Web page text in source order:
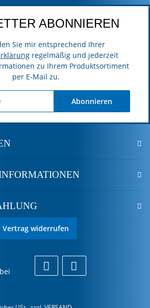
ABONNIEREN
Sie mir entsprechend Ihrer
regelmäßig und jederzeit
zu Ihrem Produktsortiment
per E-Mail zu.
Abonnieren
Vertrag widerrufen